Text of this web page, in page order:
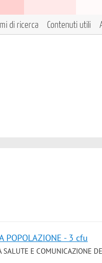
di ricerca Contenuti utili
POPOLAZIONE - 3 cfu
E COMUNICAZIONE